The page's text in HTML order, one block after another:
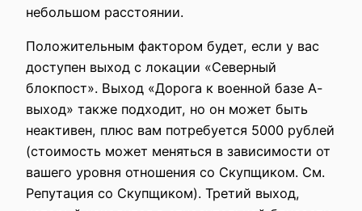
небольшом расстоянии.
Положительным фактором будет, если у вас
доступен выход с локации «Северный
блокпост». Выход «Дорога к военной базе А-
выход» также подходит, но он может быть
неактивен, плюс вам потребуется 5000 рублей
(стоимость может меняться в зависимости от
вашего уровня отношения со Скупщиком. См.
Репутация со Скупщиком). Третий выход,